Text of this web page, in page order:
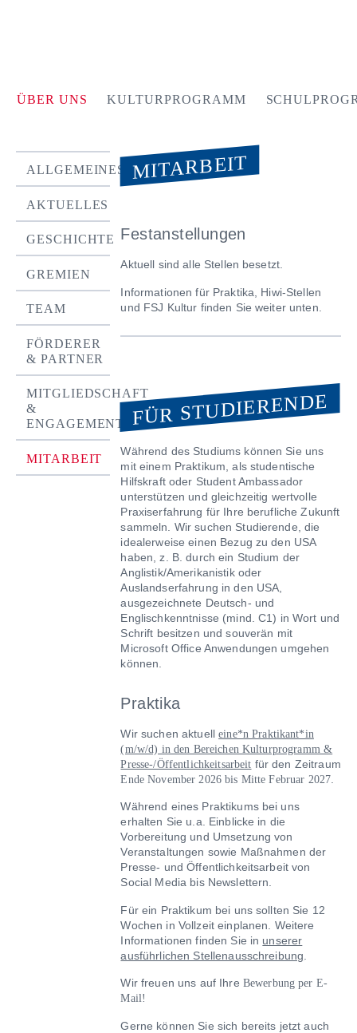
ÜBER UNS KULTURPROGRAMM
MITARBEIT
Festanstellungen
Aktuell sind alle Stellen besetzt.
Informationen für Praktika, Hiwi-Stellen
und FSJ Kultur finden Sie weiter unten.
FÜR STUDIERENDE
Während des Studiums können Sie uns
mit einem Praktikum, als studentische
Hilfskraft oder Student Ambassador
unterstützen und gleichzeitig wertvolle
Praxiserfahrung für Ihre berufliche Zukunft
sammeln. Wir suchen Studierende, die
idealerweise einen Bezug zu den USA
haben, z. B. durch ein Studium der
Anglistik/Amerikanistik oder
Auslandserfahrung in den USA,
ausgezeichnete Deutsch- und
Englischkenntnisse (mind. C1) in Wort und
Schrift besitzen und souverän mit
Microsoft Office Anwendungen umgehen
können.
Praktika
Wir suchen aktuelleine*n Praktikant*in
(m/w/d) in den Bereichen Kulturprogramm &
Presse-/Öffentlichkeitsarbeit für den Zeitraum
Ende November 2026 bis Mitte Februar 2027
Während eines Praktikums bei uns
erhalten Sie u.a. Einblicke in die
Vorbereitung und Umsetzung von
Veranstaltungen sowie Maßnahmen der
Presse- und Öffentlichkeitsarbeit von
Social Media bis Newslettern.
Für ein Praktikum bei uns sollten Sie 12
Wochen in Vollzeit einplanen. Weitere
Informationen finden Sie in unserer
ausführlichen Stellenausschreibung
Wir freuen uns auf Ihre Bewerbung per E-
Mail!
Gerne können Sie sich bereits jetzt auch
ALLGEMEINES
AKTUELLES
GESCHICHTE
GREMIEN
TEAM
FÖRDERER
& PARTNER
MITGLIEDSCHAFT
&
ENGAGEMENT
MITARBEIT